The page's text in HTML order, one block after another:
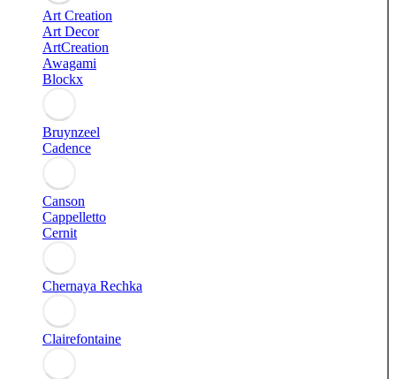
Art Creation
Art Decor
ArtCreation
Awagami
Blockx
Bruynzeel
Cadence
Canson
Cappelletto
Cernit
Chernaya Rechka
Clairefontaine